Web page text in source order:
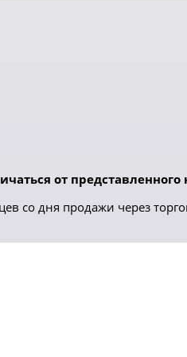
от представленного
со дня продажи через